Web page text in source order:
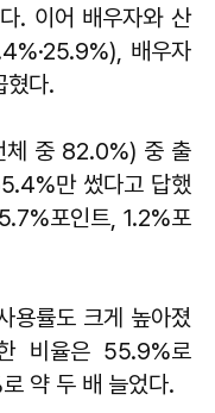
. 이어 배우자와 산
배우자
혔다.
체 중 82.0%) 중 출
만 썼다고 답했
포인트, 1.2%포
용률도 크게 높아졌
비율은 55.9%로
약 두 배 늘었다.